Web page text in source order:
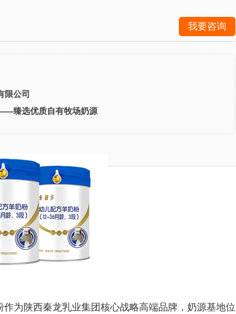
我要咨询
限公司
臻选优质自有牧场奶源
为陕西秦龙乳业集团核心战略高端品牌，奶源基地位